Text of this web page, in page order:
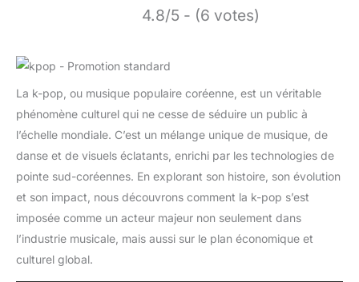
4.8/5 - (6 votes)
La k-pop, ou musique populaire coréenne, est un véritable
phénomène culturel qui ne cesse de séduire un public à
l’échelle mondiale. C’est un mélange unique de musique, de
danse et de visuels éclatants, enrichi par les technologies de
pointe sud-coréennes. En explorant son histoire, son évolution
et son impact, nous découvrons comment la k-pop s’est
imposée comme un acteur majeur non seulement dans
l’industrie musicale, mais aussi sur le plan économique et
culturel global.